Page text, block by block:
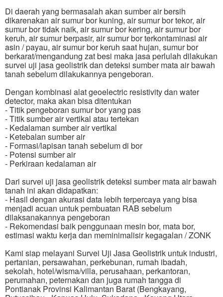
Di daerah yang bermasalah akan sumber air bersih
dikarenakan air sumur bor kuning, air sumur bor tekor, air
sumur bor tidak naik, air sumur bor kering, air sumur bor
keruh, air sumur berpasir, air sumur bor terkontaminasi air
asin / payau, air sumur bor keruh saat hujan, sumur bor
berkarat/mengandung zat besi maka jasa perlulah dilakukan
survei uji jasa geolistrik dan deteksi sumber mata air bawah
tanah sebelum dilakukannya pengeboran.
Dengan kombinasi alat geoelectric resistivity dan water
detector, maka akan bisa ditentukan
- Titik pengeboran sumur bor yang pas
- Titik sumber air vertikal atau tertekan
- Kedalaman sumber air vertikal
- Ketebalan sumber air
- Formasi/lapisan tanah sebelum di bor
- Potensi sumber air
- Perkiraan kedalaman air
Dari survei uji jasa geolistrik deteksi sumber mata air bawah
tanah ini akan didapatkan:
- Hasil dengan akurasi data lebih terpercaya yang bisa
menjadi acuan untuk pembuatan RAB sebelum
dilaksanakannya pengeboran
- Rekomendasi baik penggunaan mesin bor, mata bor,
estimasi waktu kerja dan meminimalisir kegagalan / ZONK
Kami siap melayani Survei Uji Jasa Geolistrik untuk industri,
pertanian, persawahan, perkebunan, rumah ibadah,
sekolah, hotel/wisma/villa, perusahaan, perkantoran,
perumahan, peternakan dan juga rumah tangga di
Pontianak Provinsi Kalimantan Barat (Bengkayang,